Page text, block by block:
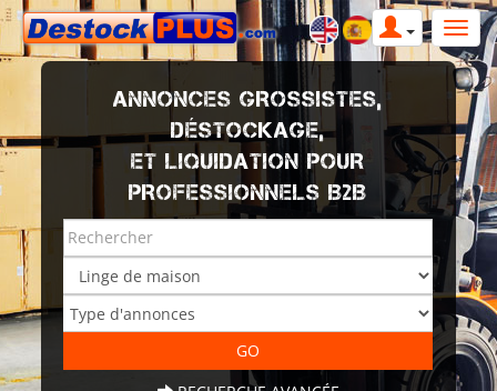
ANNONCES GROSSISTES,
DÉSTOCKAGE,
ET LIQUIDATION POUR
PROFESSIONNELS B2B